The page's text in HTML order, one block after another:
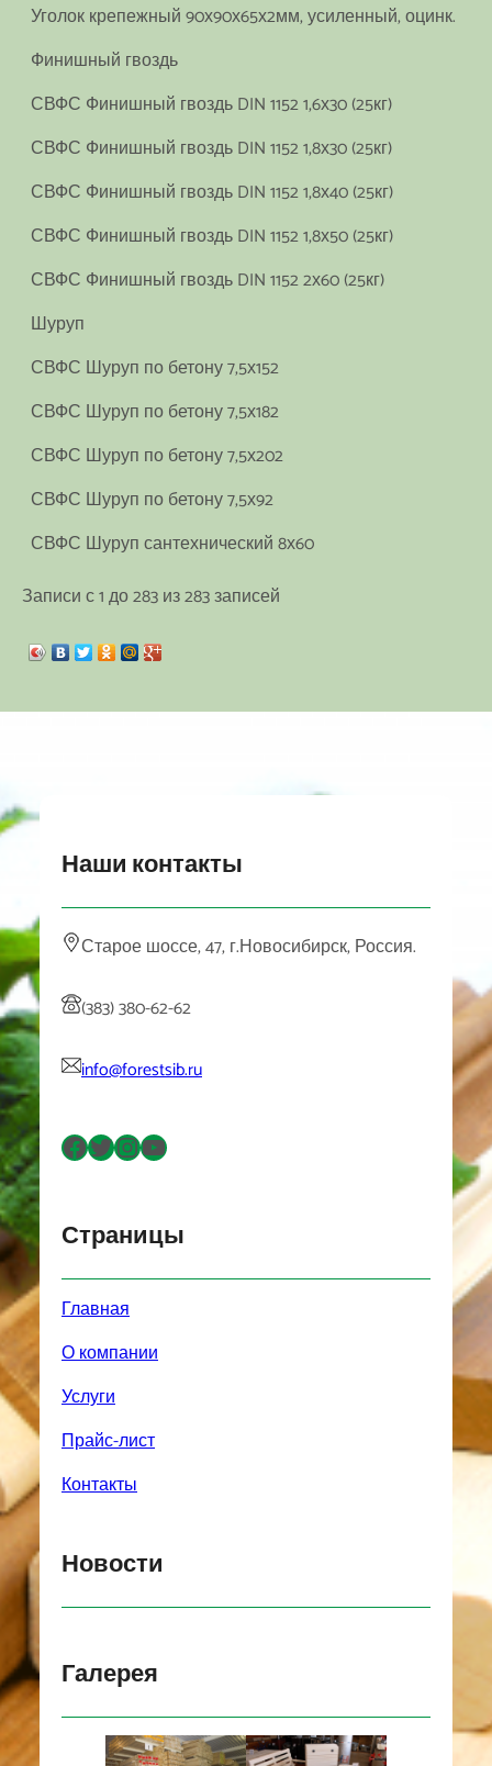
Уголок крепежный 90х90х65х2мм, усиленный, оцинк.
Финишный гвоздь
СВФС Финишный гвоздь DIN 1152 1,6х30 (25кг)
СВФС Финишный гвоздь DIN 1152 1,8х30 (25кг)
СВФС Финишный гвоздь DIN 1152 1,8х40 (25кг)
СВФС Финишный гвоздь DIN 1152 1,8х50 (25кг)
СВФС Финишный гвоздь DIN 1152 2х60 (25кг)
Шуруп
СВФС Шуруп по бетону 7,5х152
СВФС Шуруп по бетону 7,5х182
СВФС Шуруп по бетону 7,5х202
СВФС Шуруп по бетону 7,5х92
СВФС Шуруп сантехнический 8х60
Записи с 1 до 283 из 283 записей
Наши контакты
Старое шоссе, 47, г.Новосибирск, Россия.
(383) 380-62-62
info@forestsib.ru
Facebook Twitter InstagramYouTube
Страницы
Главная
О компании
Услуги
Прайс-лист
Контакты
Новости
Галерея